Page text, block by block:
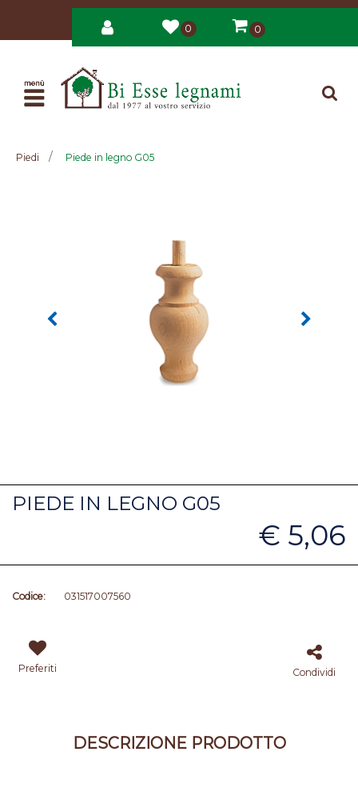
0 0
Open
Piedi Piede in legno G05
PIEDE IN LEGNO G05
€ 5,06
Codice: 031517007560
Preferiti Condividi
DESCRIZIONE PRODOTTO